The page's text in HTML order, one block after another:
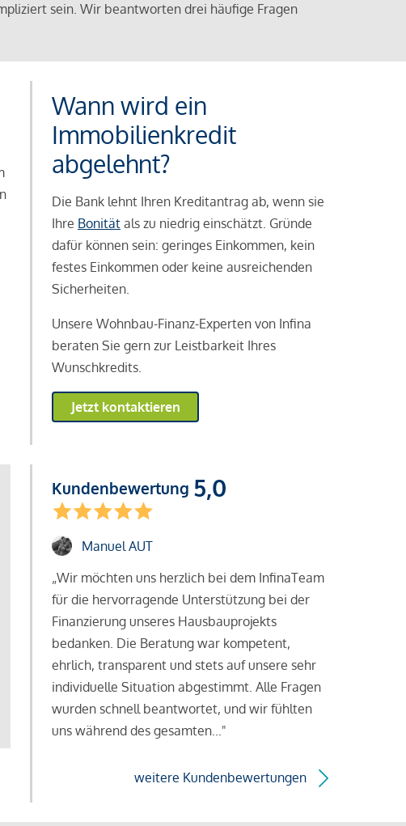
sein. Wir beantworten drei häufige Fragen
Wann wird ein
Immobilienkredit
abgelehnt?
Die Bank lehnt Ihren Kreditantrag ab, wenn sie
Ihre Bonitätals zu niedrig einschätzt. Gründe
dafür können sein: geringes Einkommen, kein
festes Einkommen oder keine ausreichenden
Sicherheiten.
Unsere Wohnbau-Finanz-Experten von Infina
beraten Sie gern zur Leistbarkeit Ihres
Wunschkredits.
Jetzt kontaktieren
Kundenbewertung 5,0
Manuel AUT
„Wir möchten uns herzlich bei dem InfinaTeam
für die hervorragende Unterstützung bei der
Finanzierung unseres Hausbauprojekts
bedanken. Die Beratung war kompetent,
ehrlich, transparent und stets auf unsere sehr
individuelle Situation abgestimmt. Alle Fragen
wurden schnell beantwortet, und wir fühlten
uns während des gesamten..."
weitere Kundenbewertungen